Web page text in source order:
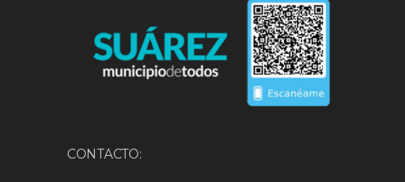
CONTACTO: